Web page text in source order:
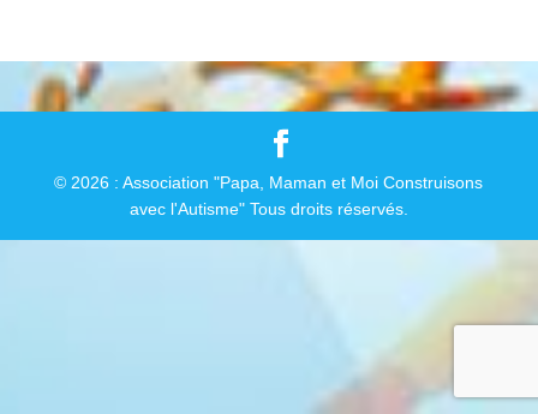
© 2026 : Association "Papa, Maman et Moi Construisons
avec l'Autisme" Tous droits réservés.